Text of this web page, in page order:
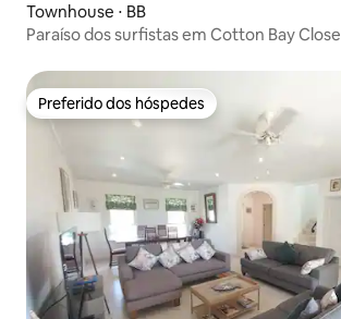
Townhouse ⋅ BB
Paraíso dos surfistas em Cotton Bay Close
Preferido dos hóspedes
Preferido dos hóspedes